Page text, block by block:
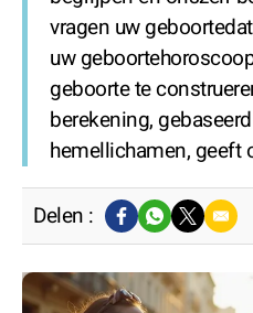
vragen uw
uw
geboorte te
berekening,
hemellichamen, geeft
Delen :